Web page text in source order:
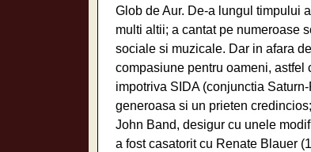
Glob de Aur. De-a lungul timpului
multi altii; a cantat pe numeroase
sociale si muzicale. Dar in afara
compasiune pentru oameni,
impotriva SIDA (conjunctia
generoasa si un prieten
John Band, desigur cu unele
a fost casatorit cu Renate Blauer